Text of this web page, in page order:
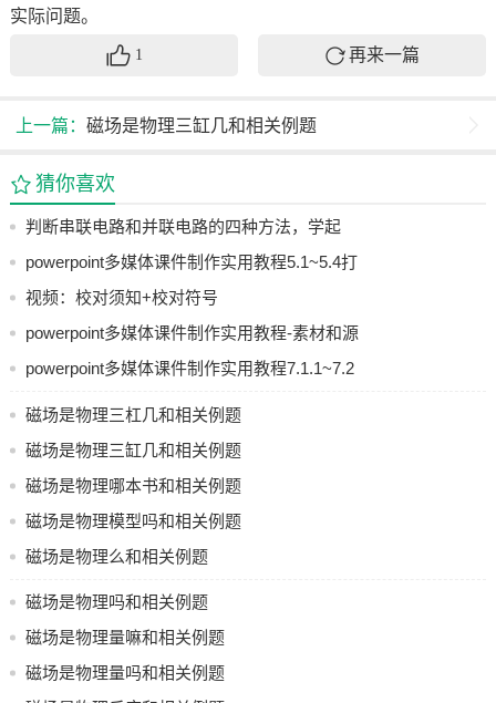
实际问题。
1 再来一篇
上一篇： 磁场是物理三缸几和相关例题
猜你喜欢
判断串联电路和并联电路的四种方法，学起
来！
powerpoint多媒体课件制作实用教程5.1~5.4打
包共享
视频：校对须知+校对符号
powerpoint多媒体课件制作实用教程-素材和源
文件
powerpoint多媒体课件制作实用教程7.1.1~7.2
打包共享
磁场是物理三杠几和相关例题
磁场是物理三缸几和相关例题
磁场是物理哪本书和相关例题
磁场是物理模型吗和相关例题
磁场是物理么和相关例题
磁场是物理吗和相关例题
磁场是物理量嘛和相关例题
磁场是物理量吗和相关例题